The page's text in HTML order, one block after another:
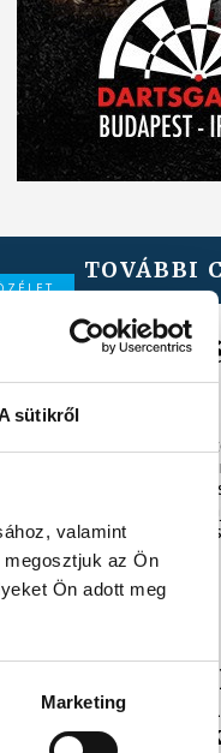
sütikről
valamint
az Ön
Ön adott meg
Marketing
TOVÁBBI
sárkányokat
A dobok ritmusára
népesítették be
előtti partszakaszt. Az
2026 programsorozat
megrendezett
céges, sportegyesületi
csaptak össze a vízen.
Baka Andrást
államfőnek a
parlamenti